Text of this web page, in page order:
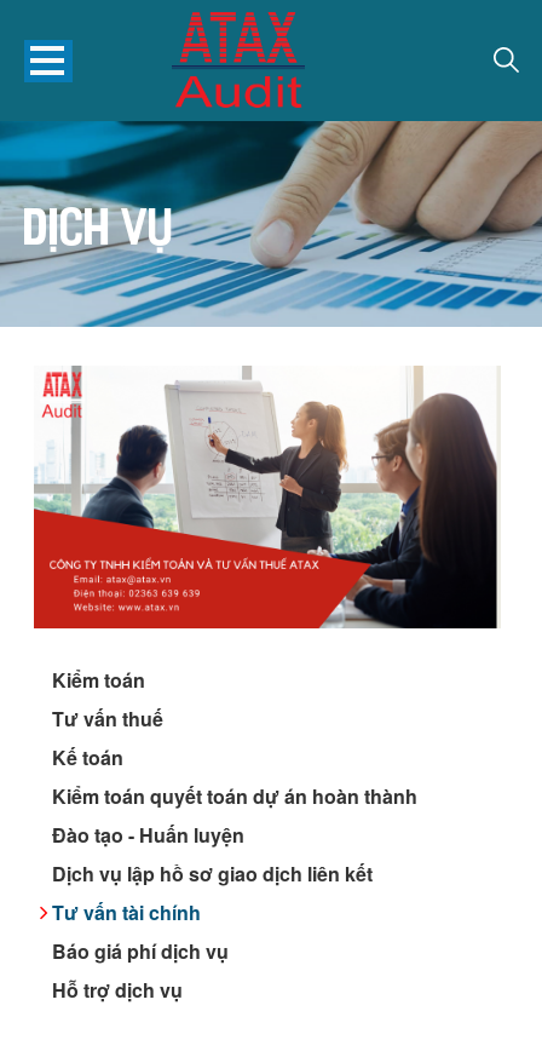
Dịch vụ
Kiểm toán
Tư vấn thuế
Kế toán
Kiểm toán quyết toán dự án hoàn thành
Đào tạo - Huấn luyện
Dịch vụ lập hồ sơ giao dịch liên kết
Tư vấn tài chính
Báo giá phí dịch vụ
Hỗ trợ dịch vụ